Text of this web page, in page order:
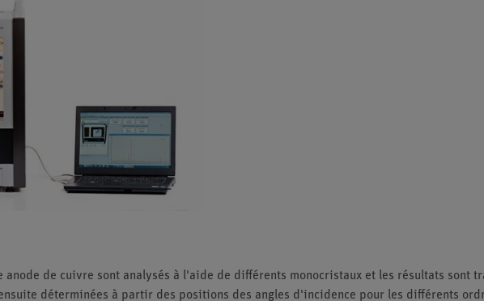
anode de cuivre sont analysés à l'aide de différents monocristaux et les résultats sont
déterminées à partir des positions des angles d'incidence pour les différents